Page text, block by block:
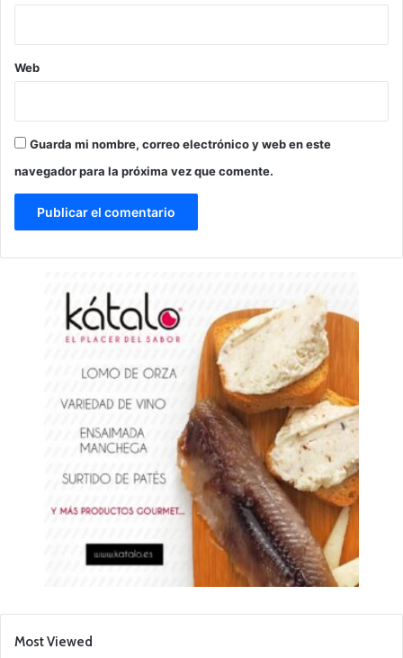
Web
Guarda mi nombre, correo electrónico y web en este
navegador para la próxima vez que comente.
Most Viewed